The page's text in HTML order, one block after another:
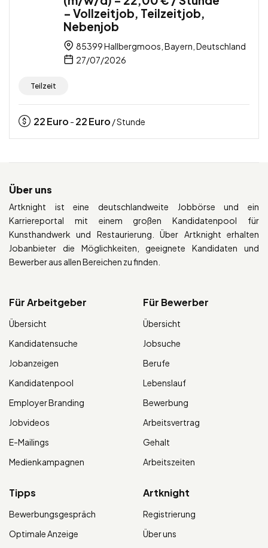
– Vollzeitjob, Teilzeitjob,
Nebenjob
85399 Hallbergmoos, Bayern, Deutschland
27/07/2026
Teilzeit
22Euro - 22Euro / Stunde
Über uns
Artknight ist eine deutschlandweite Jobbörse und ein
Karriereportal mit einem großen Kandidatenpool für
Kunsthandwerk und Restaurierung. Über Artknight erhalten
Jobanbieter die Möglichkeiten, geeignete Kandidaten und
Bewerber aus allen Bereichen zu finden.
Für Arbeitgeber
Übersicht
Kandidatensuche
Jobanzeigen
Kandidatenpool
Employer Branding
Jobvideos
E-Mailings
Medienkampagnen
Für Bewerber
Übersicht
Jobsuche
Berufe
Lebenslauf
Bewerbung
Arbeitsvertrag
Gehalt
Arbeitszeiten
Tipps
Bewerbungsgespräch
Optimale Anzeige
Artknight
Registrierung
Über uns